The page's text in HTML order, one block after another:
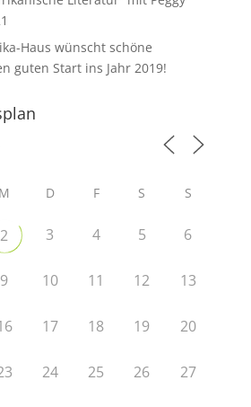
Haus wünscht schöne
guten Start ins Jahr 2019!
M D F S S
2 3 4 5 6
9 10 11 12 13
17 18 19 20
24 25 26 27